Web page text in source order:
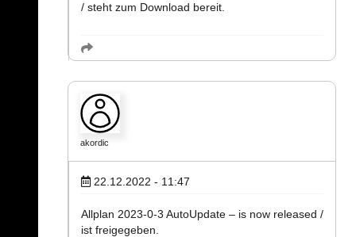
/ steht zum Download bereit.
akordic
22.12.2022 - 11:47
Allplan 2023-0-3 AutoUpdate – is now released /
ist freigegeben.